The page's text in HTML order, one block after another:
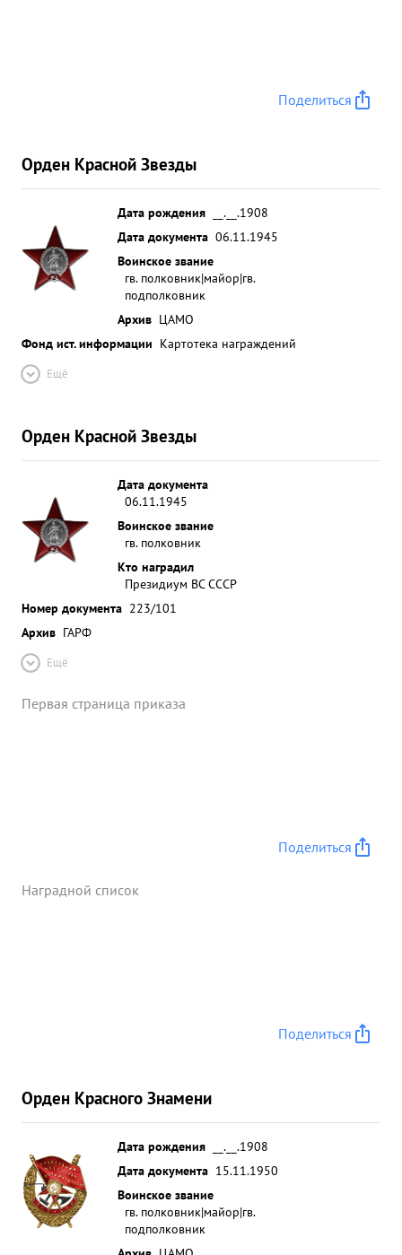
Поделиться
Орден Красной Звезды
Дата рождения
__.__.1908
Дата документа 06.11.1945
Воинское звание
гв. полковник|майор|гв.
подполковник
Архив ЦАМО
Фонд ист. информации Картотека награждений
Ещё
Орден Красной Звезды
Дата документа
06.11.1945
Воинское звание
гв. полковник
Кто наградил
Президиум ВС СССР
Номер документа 223/101
Архив ГАРФ
Ещё
Первая страница приказа
Поделиться
Наградной список
Поделиться
Орден Красного Знамени
Дата рождения
__.__.1908
Дата документа 15.11.1950
Воинское звание
гв. полковник|майор|гв.
подполковник